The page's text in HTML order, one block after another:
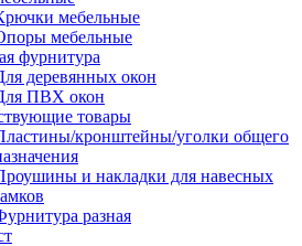
мебельные
мебельные
фурнитура
деревянных окон
ПВХ окон
товары
кронштейны/уголки общего
и накладки для навесных
разная